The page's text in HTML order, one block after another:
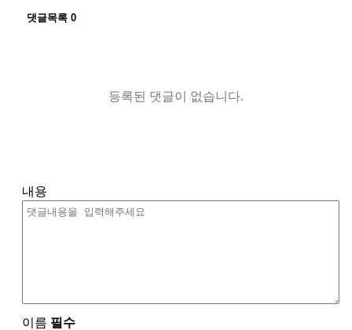
댓글목록 0
등록된 댓글이 없습니다.
내용
이름 필수